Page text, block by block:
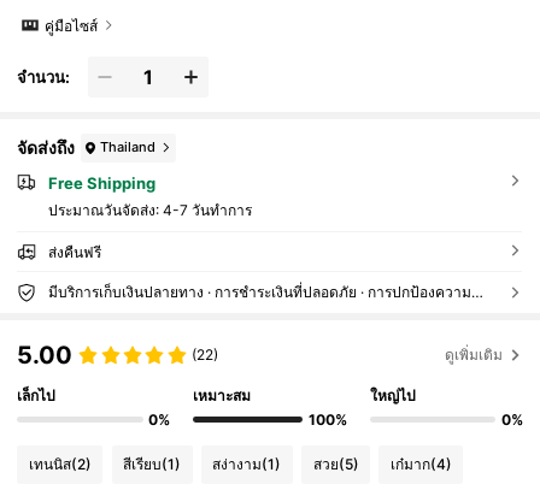
คู่มือไซส์
จำนวน:
จัดส่งถึง Thailand
Free Shipping
ประมาณวันจัดส่ง: 4-7 วันทำการ
ส่งคืนฟรี
มีบริการเก็บเงินปลายทาง · การชำระเงินที่ปลอดภัย · การปกป้องความเป็นส่วนตัว
5.00 (22) ดูเพิ่มเติม
เล็กไป
0%
เหมาะสม
100%
ใหญ่ไป
0%
เทนนิส(2) สีเรียบ(1) สง่างาม(1) สวย(5) เก๋มาก(4)